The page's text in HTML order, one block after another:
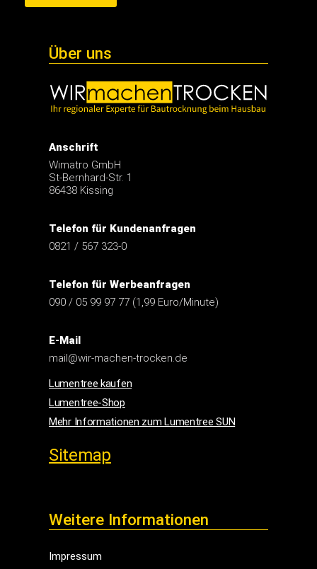
Über uns
Anschrift
Wimatro GmbH
St-Bernhard-Str. 1
86438 Kissing
Telefon für Kundenanfragen
0821 / 567 323-0
Telefon für Werbeanfragen
090 / 05 99 97 77 (1,99 Euro/Minute)
E-Mail
mail@wir-machen-trocken.de
Lumentree kaufen
Lumentree-Shop
Mehr Informationen zum Lumentree SUN
Sitemap
Weitere Informationen
Impressum